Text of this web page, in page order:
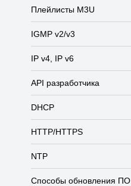
Плейлисты M3U
IGMP v2/v3
IP v4, IP v6
API разработчика
DHCP
HTTP/HTTPS
NTP
Способы обновления ПО